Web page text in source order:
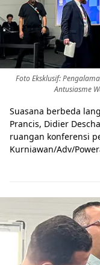
Foto Eksklusif:
Antusiasme
Suasana berbeda
Prancis, Didier
ruangan konferensi
Kurniawan/Adv/